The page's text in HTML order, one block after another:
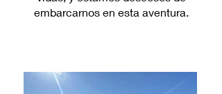
embarcarnos en esta aventura.